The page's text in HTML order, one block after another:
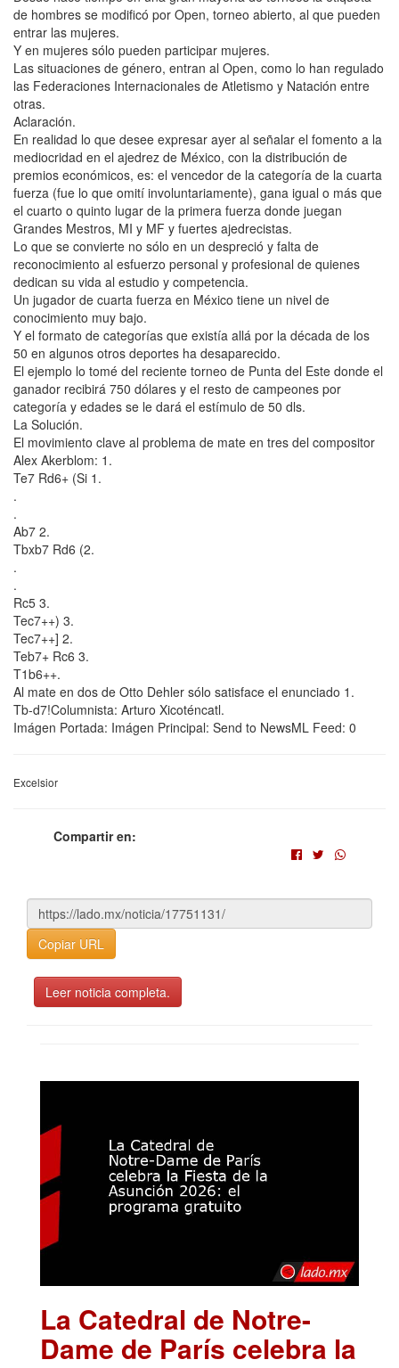
de hombres se modificó por Open, torneo abierto, al que pueden
entrar las mujeres.
Y en mujeres sólo pueden participar mujeres.
Las situaciones de género, entran al Open, como lo han regulado
las Federaciones Internacionales de Atletismo y Natación entre
otras.
Aclaración.
En realidad lo que desee expresar ayer al señalar el fomento a la
mediocridad en el ajedrez de México, con la distribución de
premios económicos, es: el vencedor de la categoría de la cuarta
fuerza (fue lo que omití involuntariamente), gana igual o más que
el cuarto o quinto lugar de la primera fuerza donde juegan
Grandes Mestros, MI y MF y fuertes ajedrecistas.
Lo que se convierte no sólo en un despreció y falta de
reconocimiento al esfuerzo personal y profesional de quienes
dedican su vida al estudio y competencia.
Un jugador de cuarta fuerza en México tiene un nivel de
conocimiento muy bajo.
Y el formato de categorías que existía allá por la década de los
50 en algunos otros deportes ha desaparecido.
El ejemplo lo tomé del reciente torneo de Punta del Este donde el
ganador recibirá 750 dólares y el resto de campeones por
categoría y edades se le dará el estímulo de 50 dls.
La Solución.
El movimiento clave al problema de mate en tres del compositor
Alex Akerblom: 1.
Te7 Rd6+ (Si 1.
.
.
Ab7 2.
Tbxb7 Rd6 (2.
.
.
Rc5 3.
Tec7++) 3.
Tec7++] 2.
Teb7+ Rc6 3.
T1b6++.
Al mate en dos de Otto Dehler sólo satisface el enunciado 1.
Tb-d7!Columnista: Arturo Xicoténcatl.
Imágen Portada: Imágen Principal: Send to NewsML Feed: 0
Excelsior
Compartir en:
Copiar URL
Leer noticia completa.
La Catedral de Notre-
Dame de París celebra la